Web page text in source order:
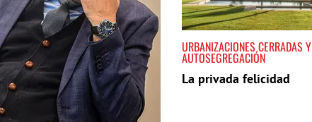
URBANIZACIONES CERRADAS Y
AUTOSEGREGACIÓN
La privada felicidad